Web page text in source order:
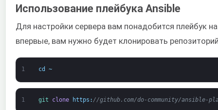
Использование плейбука Ansible
Для настройки сервера вам понадобится плейбук
впервые, вам нужно будет клонировать
1 cd ~
1 git clone https : //github.com/do-community/ansible-